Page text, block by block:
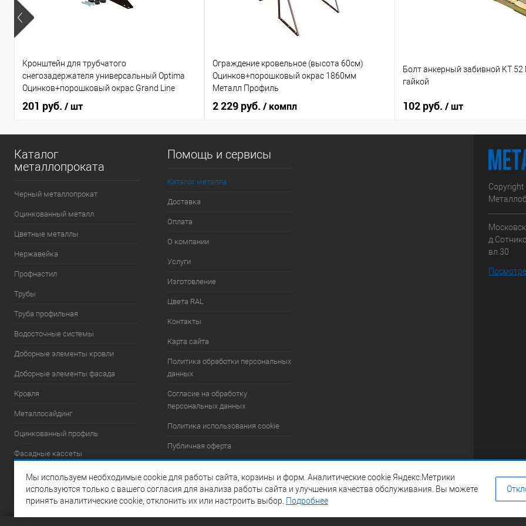
Кронштейн для трубчатого
снегозадержателя универсальный Optima
Оцинков+порошковый окрас Grand Line
201 руб. / шт
Ограждение кровельное (высота 60см)
Оцинков+порошковый окрас 1860мм
Металл Профиль
2 229 руб. / компл
Болт анкерный забивной KT
гайкой
102 руб. / шт
Каталог
металлопроката
Черный металлопрокат
Оцинкованный металл
Цветные металлы
Нержавейка
Профнастил
Трубы
Труба профильная
Водосточные системы
Доборные элементы кровли
Доборные элементы фасада
Кровля
Металлосайдинг
Оцинкованный профиль
Фасадные кассеты
Фасадные системы
Элементы безопасности
Помощь и сервисы
Каталог металла
Доставка
Оплата
О компании
Услуги
Изготовление
Цвета RAL
Контакты
Карта сайта
Политика обработки персональных
данных
Согласие на обработку
персональных данных
Политика использования cookie
Публичная оферта
вл.30
Мы используем необходимые cookie для работы сайта, корзины и форм. Аналитические cookie Яндекс.Метрики
используются только с вашего согласия для анализа работы сайта и улучшения качества обслуживания. Вы можете
принять аналитические cookie, отклонить их или настроить выбор. Подробнее